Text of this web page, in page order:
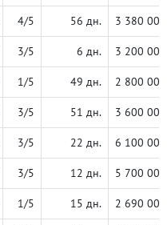
4/5 56 дн. 3 380 000
3/5 6 дн. 3 200 000
1/5 49 дн. 2 800 000
3/5 51 дн. 3 600 000
3/5 22 дн. 6 100 000
3/5 12 дн. 5 700 000
1/5 15 дн. 2 690 000